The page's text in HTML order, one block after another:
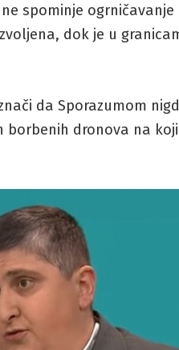
spominje
dok je u
da Sporazumom
dronova na